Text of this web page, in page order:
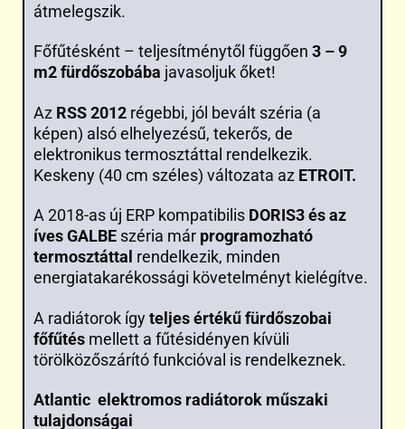
átmelegszik.
Főfűtésként – teljesítménytől függően 3 – 9
m2 fürdőszobába javasoljuk őket!
Az RSS 2012 régebbi, jól bevált széria (a
képen) alsó elhelyezésű, tekerős, de
elektronikus termosztáttal rendelkezik.
Keskeny (40 cm széles) változata az ETROIT.
A 2018-as új ERP kompatibilis DORIS3 és az
íves GALBE széria már programozható
termosztáttal rendelkezik, minden
energiatakarékossági követelményt kielégítve.
A radiátorok ígyteljes értékű fürdőszobai
főfűtés mellett a fűtésidényen kívüli
törölközőszárító funkcióval is rendelkeznek.
Atlantic elektromos radiátorok műszaki
tulajdonságai